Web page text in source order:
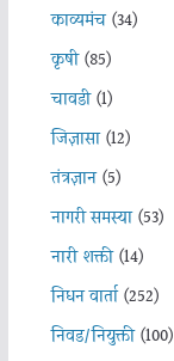
काव्यमंच(34)
कृषी(85)
चावडी(1)
जिज्ञासा(12)
तंत्रज्ञान(5)
नागरी समस्या(53)
नारी शक्ती(14)
निधन वार्ता(252)
निवड/नियुक्ती(100)